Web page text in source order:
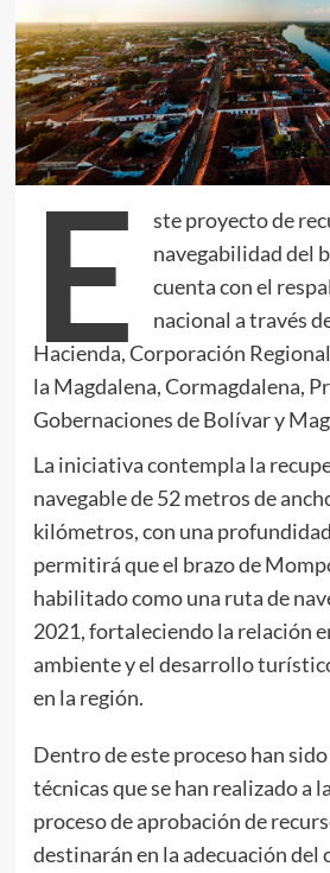
E
ste proyecto de
navegabilidad del
cuenta con el
nacional a través
Hacienda, Corporación
la Magdalena, Cormagdalena,
Gobernaciones de Bolívar y
La iniciativa contempla la
navegable de 52 metros de
kilómetros, con una
permitirá que el brazo de
habilitado como una ruta de
2021, fortaleciendo la relación
ambiente y el desarrollo
en la región.
Dentro de este proceso han
técnicas que se han realizado a
proceso de aprobación de
destinarán en la adecuación del